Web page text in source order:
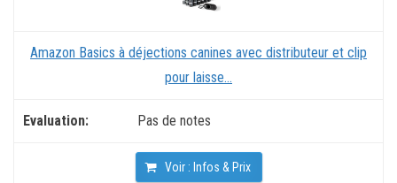
Amazon Basics à déjections canines avec distributeur et clip
pour laisse...
Pas de notes
Voir : Infos & Prix